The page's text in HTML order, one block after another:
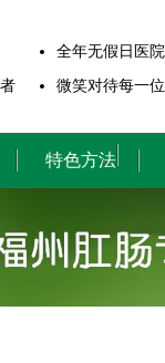
全年无假日医院
微笑对待每一
特色方法